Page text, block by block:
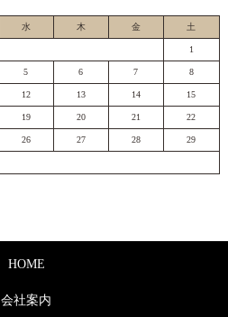
水 木 金 土
1
5 6 7 8
12 13 14 15
19 20 21 22
26 27 28 29
HOME
会社案内